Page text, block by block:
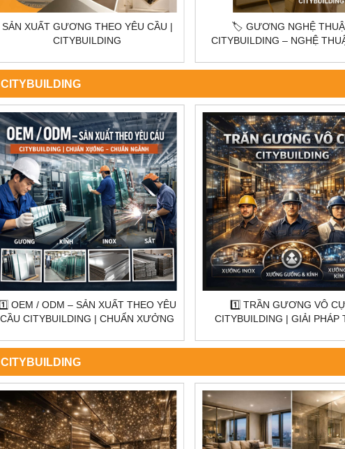
🏷️ GƯƠNG NGHỆ THUẬT
CITYBUILDING – NGHỆ THUẬT TÁI
TOP 10 MẪU GƯƠNG NGHỆ
CITYBUILDING ĐƯỢC ƯA
CITYBUILDING
1️⃣ TRẦN GƯƠNG VÔ CỰC
CITYBUILDING | GIẢI PHÁP TRẦN
LAN CAN – CẦU THANG
CITYBUILDING | GIẢI PHÁP
CITYBUILDING